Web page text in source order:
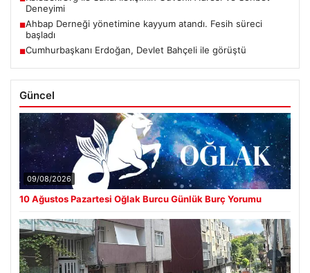
Deneyimi
■Ahbap Derneği yönetimine kayyum atandı. Fesih süreci
başladı
■Cumhurbaşkanı Erdoğan, Devlet Bahçeli ile görüştü
Güncel
09/08/2026
10 Ağustos Pazartesi Oğlak Burcu Günlük Burç Yorumu